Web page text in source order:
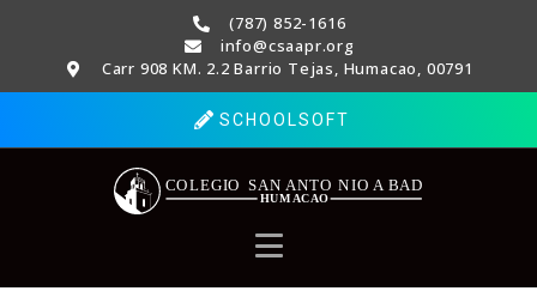
(787) 852-1616
info@csaapr.org
Carr 908 KM. 2.2 Barrio Tejas, Humacao, 00791
SCHOOLSOFT